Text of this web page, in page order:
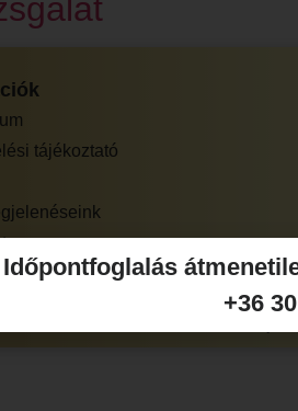
tájékoztató
DENT 2006. Kft.
Időpontfoglalás
+36